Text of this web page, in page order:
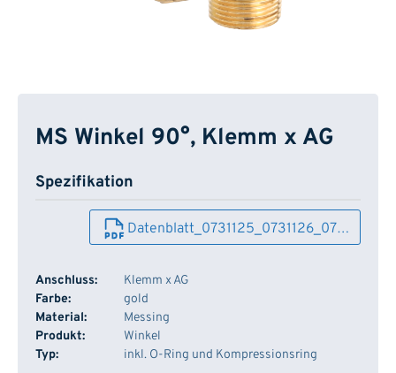
MS Winkel 90°, Klemm x AG
Spezifikation
Datenblatt_0731125_0731126_07…
Anschluss:
Klemm x AG
Farbe:
gold
Material:
Messing
Produkt:
Winkel
Typ:
inkl. O-Ring und Kompressionsring